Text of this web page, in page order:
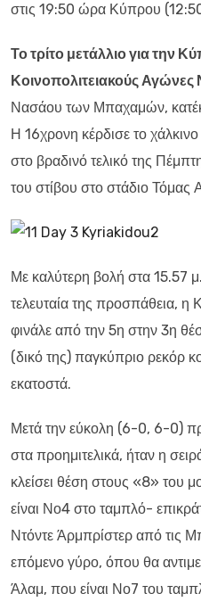
στις 19:50 ώρα Κύπρου
Το τρίτο μετάλλιο για την
Κοινοπολιτειακούς
Νασάου των Μπαχαμών,
Η 16χρονη κέρδισε το
στο βραδινό τελικό της
του στίβου στο στάδιο Τόμας
Με καλύτερη βολή στα 15.57
τελευταία της προσπάθεια, η
φινάλε από την 5η στην 3η
(δικό της) παγκύπριο ρεκόρ
εκατοστά.
Μετά την εύκολη (6-0, 6-0)
στα προημιτελικά, ήταν η
κλείσει θέση στους «8» του
είναι Νο4 στο ταμπλό-
Ντόντε Άρμπρίστερ από τις
επόμενο γύρο, όπου θα
Άλαμ, που είναι Νο7 του